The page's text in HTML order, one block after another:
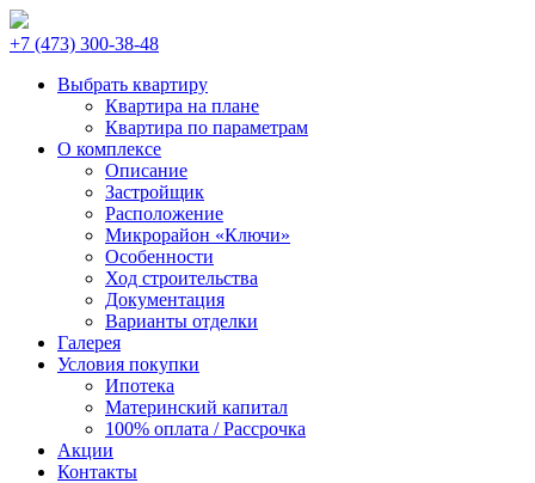
+7 (473) 300-38-48
Выбрать квартиру
Квартира на плане
Квартира по параметрам
О комплексе
Описание
Застройщик
Расположение
Микрорайон «Ключи»
Особенности
Ход строительства
Документация
Варианты отделки
Галерея
Условия покупки
Ипотека
Материнский капитал
100% оплата / Рассрочка
Акции
Контакты